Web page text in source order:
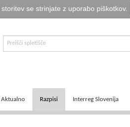
se strinjate z uporabo piškotkov.
Aktualno Razpisi Interreg Slovenija